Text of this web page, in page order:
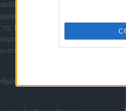
που κατέχει αυτή
με τη Σύσταση (ΕΕ)
1ης Μαρτίου 2018 σχετικά με
αντιμετώπιση του
στο διαδίκτυο (L 63).
Μ.Η.Τ. 262047